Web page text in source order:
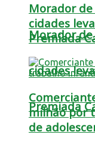
Morador de
cidades
Premiada
Morador de
cidades
Premiada
milhão por
de